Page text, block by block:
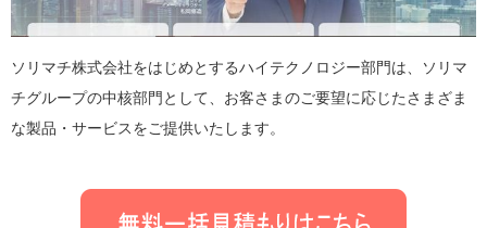
ソリマチ株式会社をはじめとするハイテクノロジー部門は、ソリマ
チグループの中核部門として、お客さまのご要望に応じたさまざま
な製品・サービスをご提供いたします。